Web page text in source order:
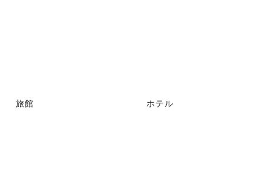
旅館 ホテル